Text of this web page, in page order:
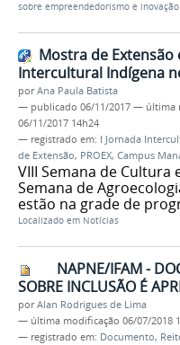
sobre empreendedorismo e inovação
Mostra de Extensão
Intercultural Indígena
porAna Paula Batista
— publicado 06/11/2017 — última
06/11/2017 14h24
— registrado em: I Jornada
de Extensão, PROEX, Campus
VIII Semana de Cultura
Semana de
estão na grade de
Localizado em Notícias
NAPNE/IFAM -
SOBRE INCLUSÃO É
porAlan Rodrigues de Lima
— última modificação 06/07/2018
— registrado em: Documento,